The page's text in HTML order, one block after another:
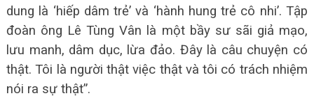
dung là ‘hiếp dâm trẻ’ và ‘hành hung trẻ cô nhi’. Tập
đoàn ông Lê Tùng Vân là một bầy sư sãi giả mạo,
lưu manh, dâm dục, lừa đảo. Đây là câu chuyện có
thật. Tôi là người thật việc thật và tôi có trách nhiệm
nói ra sự thật”.